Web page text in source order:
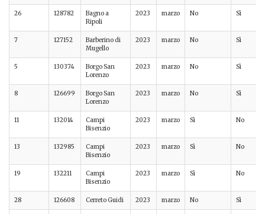
26 128782
Bagno a
Ripoli
2023 marzo No Sì
7 127152
Barberino di
Mugello
2023 marzo No Sì
5 130374
Borgo San
Lorenzo
2023 marzo No Sì
8 126699
Borgo San
Lorenzo
2023 marzo No Sì
11 132014
Campi
Bisenzio
2023 marzo Sì No
13 132985
Campi
Bisenzio
2023 marzo Sì No
19 132211
Campi
Bisenzio
2023 marzo Sì No
28 126608 Cerreto Guidi 2023 marzo No Sì